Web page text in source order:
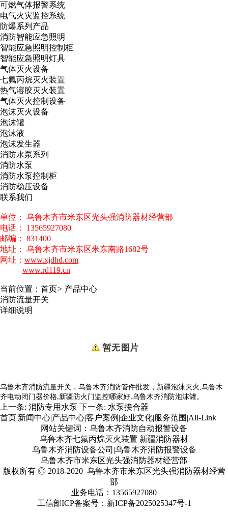
可燃气体报警系统
电气火灾监控系统
防爆系列产品
消防智能应急照明
智能应急照明控制柜
智能应急照明灯具
气体灭火设备
七氟丙烷灭火装置
热气溶胶灭火装置
气体灭火控制设备
泡沫灭火设备
泡沫罐
泡沫液
泡沫发生器
消防水泵系列
消防水泵
消防水泵控制柜
消防稳压设备
联系我们
单位： 乌鲁木齐市米东区光头强消防器材经营部
电话： 13565927080
邮编： 831400
地址： 乌鲁木齐市米东区米东南路1682号
网址： www.xjdhd.com
www.rd119.cn
当前位置： 首页> 产品中心
消防流量开关
详细说明
乌鲁木齐消防流量开关，乌鲁木齐消防管件批发，新疆泡沫灭火 ,乌鲁木
齐电动闭门器价格,新疆防火门监控哪家好,乌鲁木齐消防泡沫罐。
上一条: 消防专用水泵 下一条: 水泵接合器
首页|新闻中心|产品中心|客户案例 |企业文化|服务范围 |All-Link
网站关键词：乌鲁木齐消防自动报警设备
乌鲁木齐七氟丙烷灭火装置 新疆消防器材
乌鲁木齐消防设备公司|乌鲁木齐消防报警设备
乌鲁木齐市米东区光头强消防器材经营部
版权所有 ◎ 2018-2020 乌鲁木齐市米东区光头强消防器材经营
部
业务电话：13565927080
工信部ICP备案号： 新ICP备2025025347号-1